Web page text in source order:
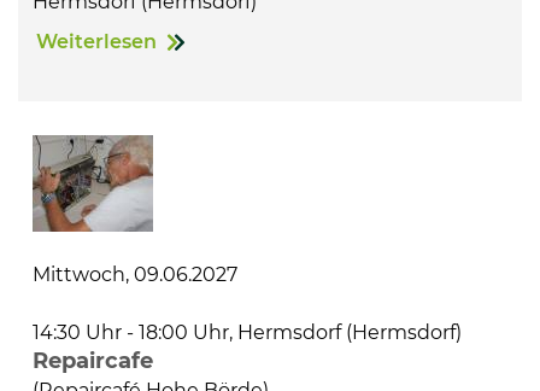
Weiterlesen
Mittwoch, 09.06.2027
14:30 Uhr - 18:00 Uhr, Hermsdorf (Hermsdorf)
Repaircafe